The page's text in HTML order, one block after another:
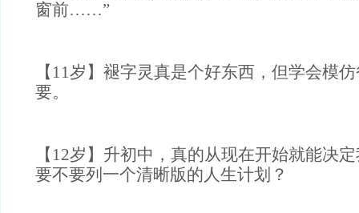
窗前……”
【11岁】褪字灵真是个好东西，但学会模
要。
【12岁】升初中，真的从现在开始就能决
要不要列一个清晰版的人生计划？